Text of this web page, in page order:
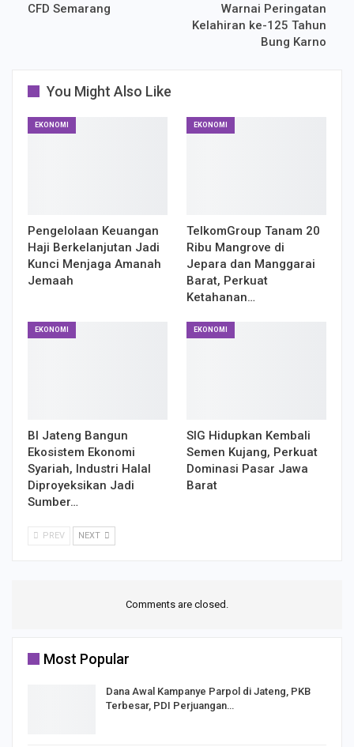
CFD Semarang
Warnai Peringatan
Kelahiran ke-125 Tahun
Bung Karno
You Might Also Like
EKONOMI
Pengelolaan Keuangan
Haji Berkelanjutan Jadi
Kunci Menjaga Amanah
Jemaah
EKONOMI
TelkomGroup Tanam 20
Ribu Mangrove di
Jepara dan Manggarai
Barat, Perkuat
Ketahanan…
EKONOMI
BI Jateng Bangun
Ekosistem Ekonomi
Syariah, Industri Halal
Diproyeksikan Jadi
Sumber…
EKONOMI
SIG Hidupkan Kembali
Semen Kujang, Perkuat
Dominasi Pasar Jawa
Barat
PREV NEXT
Comments are closed.
Most Popular
Dana Awal Kampanye Parpol di Jateng, PKB
Terbesar, PDI Perjuangan…